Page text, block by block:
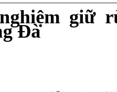
giữ
Đà